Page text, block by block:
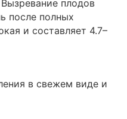
плодов
после полных
и составляет 4.7–
в свежем виде и